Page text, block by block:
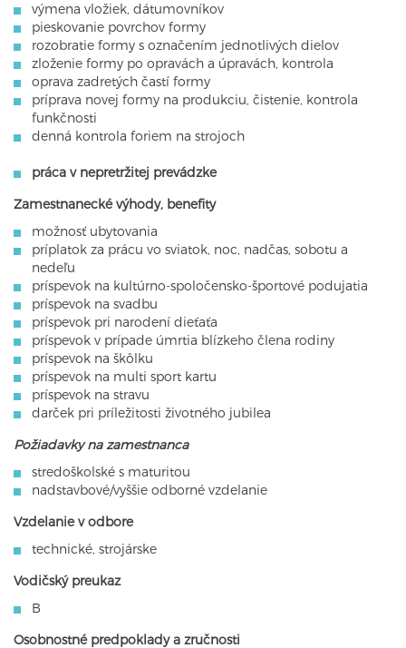
výmena vložiek, dátumovníkov
pieskovanie povrchov formy
rozobratie formy s označením jednotlivých dielov
zloženie formy po opravách a úpravách, kontrola
oprava zadretých častí formy
príprava novej formy na produkciu, čistenie, kontrola
funkčnosti
denná kontrola foriem na strojoch
práca v nepretržitej prevádzke
Zamestnanecké výhody, benefity
možnosť ubytovania
príplatok za prácu vo sviatok, noc, nadčas, sobotu a
nedeľu
príspevok na kultúrno-spoločensko-športové podujatia
príspevok na svadbu
príspevok pri narodení dieťaťa
príspevok v prípade úmrtia blízkeho člena rodiny
príspevok na škôlku
príspevok na multi sport kartu
príspevok na stravu
darček pri príležitosti životného jubilea
Požiadavky na zamestnanca
stredoškolské s maturitou
nadstavbové/vyššie odborné vzdelanie
Vzdelanie v odbore
technické, strojárske
Vodičský preukaz
B
Osobnostné predpoklady a zručnosti